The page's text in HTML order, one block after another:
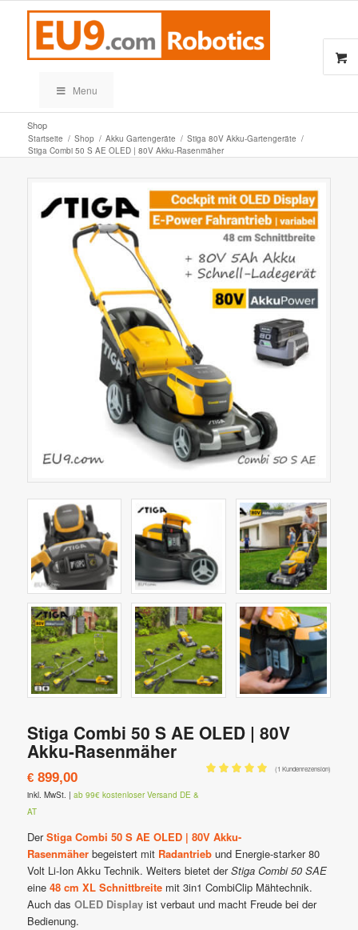
Menu
Shop
Startseite / Shop / Akku Gartengeräte / Stiga 80V Akku-Gartengeräte /
Stiga Combi 50 S AE OLED | 80V Akku-Rasenmäher
Stiga Combi 50 S AE OLED | 80V
Akku-Rasenmäher
1Kundenbewertung
(1 Kundenrezension)
€899,00
inkl. MwSt. | ab 99€ kostenloser Versand DE &
AT
DerStiga Combi 50 S AE OLED | 80V Akku-
Rasenmäherbegeistert mit Radantriebund Energie-starker 80
Volt Li-Ion Akku Technik. Weiters bietet derStiga Combi 50 SAE
eine 48 cm XL Schnittbreitemit 3in1 CombiClip Mähtechnik.
Auch das OLED Display ist verbaut und macht Freude bei der
Bedienung.